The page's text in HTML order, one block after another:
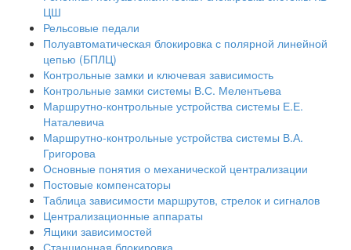
ЦШ
Рельсовые педали
Полуавтоматическая блокировка с полярной линейной
цепью (БПЛЦ)
Контрольные замки и ключевая зависимость
Контрольные замки системы В.С. Мелентьева
Маршрутно-контрольные устройства системы Е.Е.
Наталевича
Маршрутно-контрольные устройства системы В.А.
Григорова
Основные понятия о механической централизации
Постовые компенсаторы
Таблица зависимости маршрутов, стрелок и сигналов
Централизационные аппараты
Ящики зависимостей
Станционная блокировка